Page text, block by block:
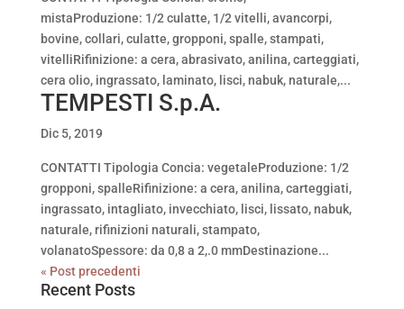
mistaProduzione: 1/2 culatte, 1/2 vitelli, avancorpi,
bovine, collari, culatte, gropponi, spalle, stampati,
vitelliRifinizione: a cera, abrasivato, anilina, carteggiati,
cera olio, ingrassato, laminato, lisci, nabuk, naturale,...
TEMPESTI S.p.A.
Dic 5, 2019
CONTATTI Tipologia Concia: vegetaleProduzione: 1/2
gropponi, spalleRifinizione: a cera, anilina, carteggiati,
ingrassato, intagliato, invecchiato, lisci, lissato, nabuk,
naturale, rifinizioni naturali, stampato,
volanatoSpessore: da 0,8 a 2,.0 mmDestinazione...
« Post precedenti
Recent Posts